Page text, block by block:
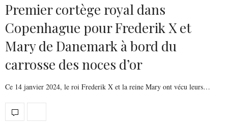
Premier cortège royal dans
Copenhague pour Frederik X et
Mary de Danemark à bord du
carrosse des noces d’or
Ce 14 janvier 2024, le roi Frederik X et la reine Mary ont vécu leurs…